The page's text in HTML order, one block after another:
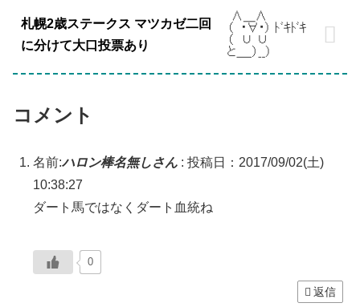
札幌2歳ステークス マツカゼ二回
に分けて大口投票あり
コメント
名前:ハロン棒名無しさん : 投稿日：2017/09/02(土)
10:38:27
ダート馬ではなくダート血統ね
0
返信